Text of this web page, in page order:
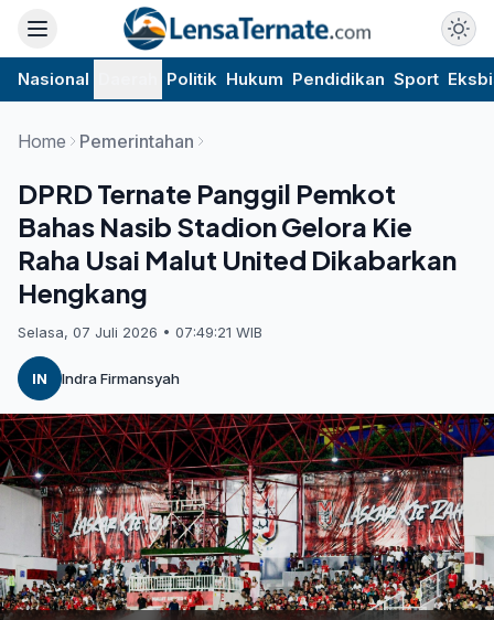
Nasional Politik Hukum Pendidikan Sport
Home Pemerintahan
DPRD Ternate Panggil Pemkot
Bahas Nasib Stadion Gelora Kie
Raha Usai Malut United Dikabarkan
Hengkang
Selasa, 07 Juli 2026 • 07:49:21 WIB
IN Indra Firmansyah